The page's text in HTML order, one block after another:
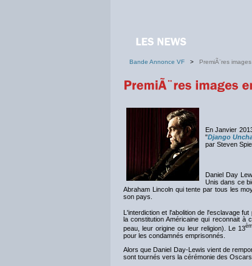
Bande Annonce VF > PremiÃ¨res
En Janvier
"Django
par Steven
Daniel Day
Unis dans ce
Abraham Lincoln qui tente par tous les
son pays.
L'interdiction et l'abolition de l'esclavage
la constitution Américaine qui reconnait
peau, leur origine ou leur religion). Le 13
pour les condamnés emprisonnés.
Alors que Daniel Day-Lewis vient de
sont tournés vers la cérémonie des